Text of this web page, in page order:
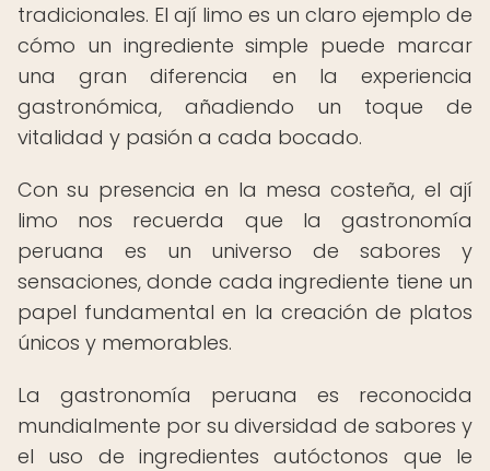
tradicionales. El ají limo es un claro ejemplo de
cómo un ingrediente simple puede marcar
una gran diferencia en la experiencia
gastronómica, añadiendo un toque de
vitalidad y pasión a cada bocado.
Con su presencia en la mesa costeña, el ají
limo nos recuerda que la gastronomía
peruana es un universo de sabores y
sensaciones, donde cada ingrediente tiene un
papel fundamental en la creación de platos
únicos y memorables.
La gastronomía peruana es reconocida
mundialmente por su diversidad de sabores y
el uso de ingredientes autóctonos que le